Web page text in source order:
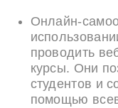
Онлайн-
проводить
курсы. Они
студентов и
помощью